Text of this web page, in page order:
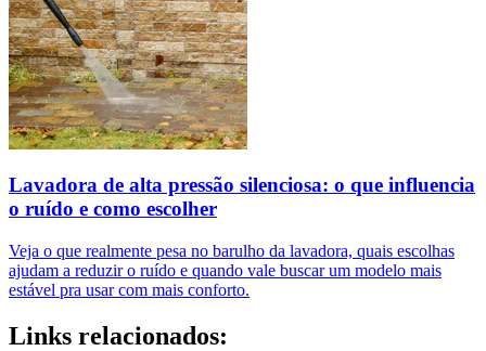
Lavadora de alta pressão silenciosa: o que influencia
o ruído e como escolher
Veja o que realmente pesa no barulho da lavadora, quais escolhas
ajudam a reduzir o ruído e quando vale buscar um modelo mais
estável pra usar com mais conforto.
Links relacionados: